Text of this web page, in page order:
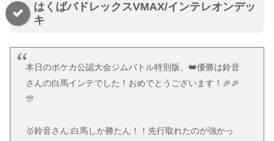
はくばバドレックスVMAX/インテレオンデッ
キ
本日のポケカ公認大会ジムバトル特別版、👑優勝は鈴音
さんの白馬インテでした！おめでとうございます！🎉🎉
🎊
🥇鈴音さん:白馬しか勝たん！！先行取れたのが強かっ